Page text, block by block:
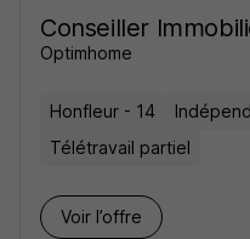
Conseiller
Optimhome
Honfleur - 14
Télétravail partiel
Voir l’offre